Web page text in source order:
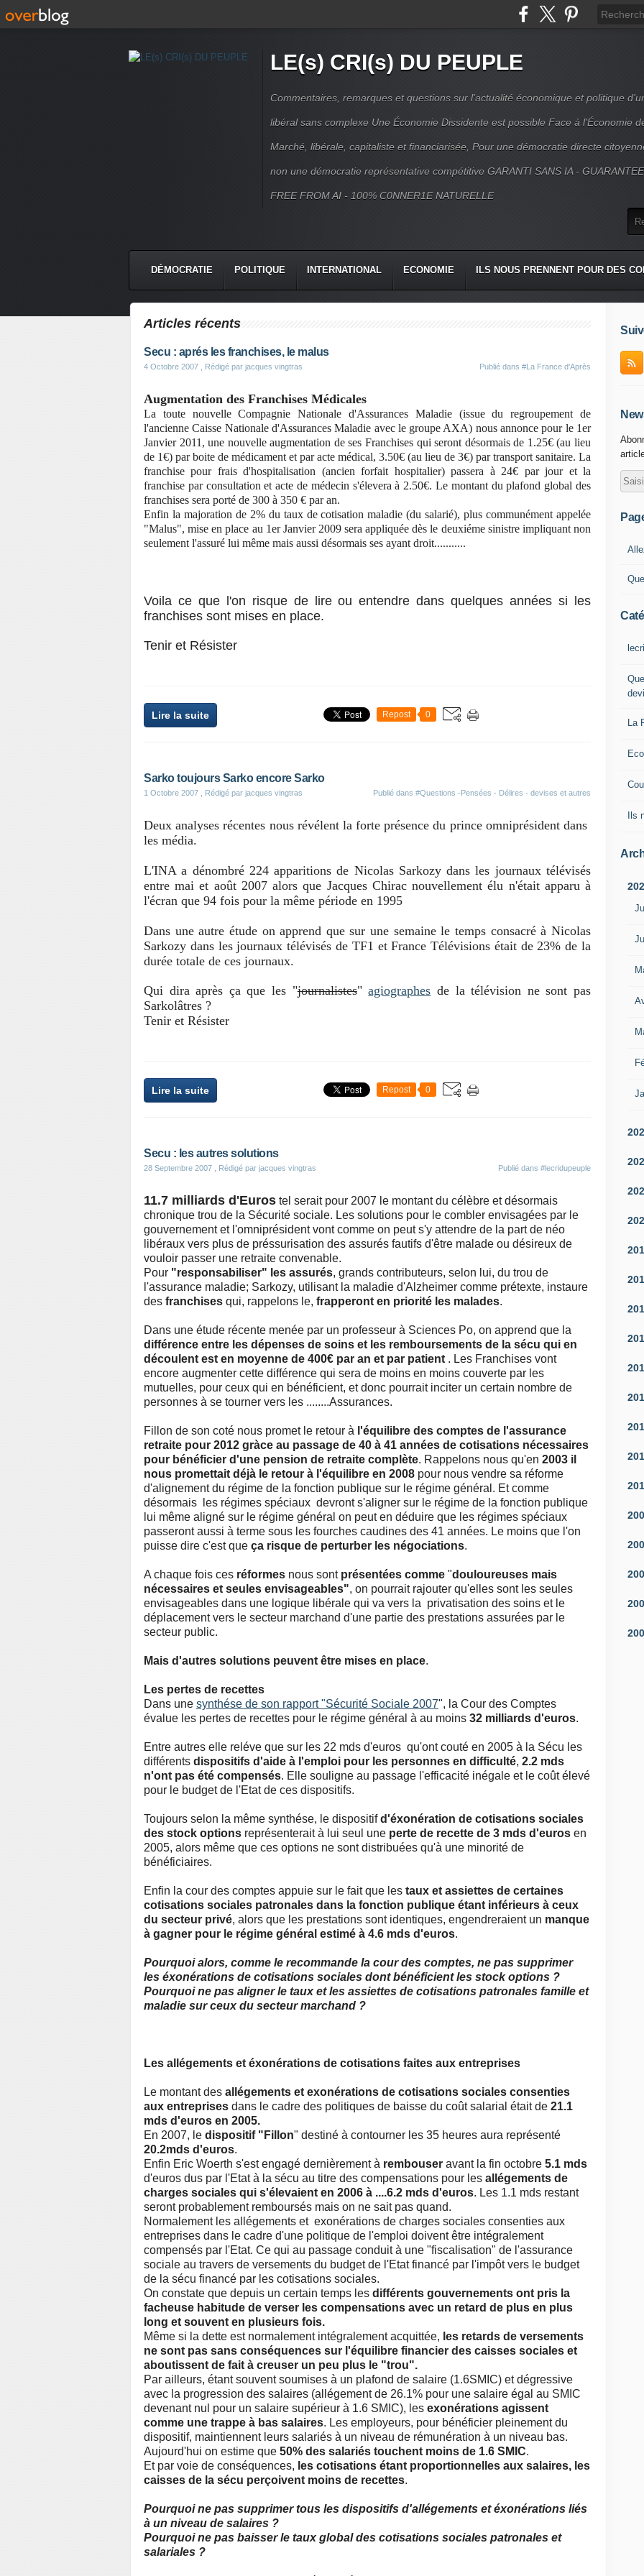
LE(s) CRI(s) DU PEUPLE
Commentaires, remarques et questions sur l'actualité économique et politique
libéral sans complexe Une Économie Dissidente est possible Face à l'Économie
Marché, libérale, capitaliste et financiarisée, Pour une démocratie directe
non une démocratie représentative compétitive GARANTI SANS IA -
FREE FROM AI - 100% C0NNER1E NATURELLE
DÉMOCRATIE POLITIQUE INTERNATIONAL ECONOMIE ILS NOUS PRENNENT POUR DES
Articles récents
Secu : aprés les franchises, le malus
4 Octobre 2007 , Rédigé par jacques vingtras Publié dans #La France d'Après
Augmentation des Franchises Médicales
La toute nouvelle Compagnie Nationale d'Assurances Maladie (issue du regroupement de
l'ancienne Caisse Nationale d'Assurances Maladie avec le groupe AXA) nous annonce pour le 1er
Janvier 2011, une nouvelle augmentation de ses Franchises qui seront désormais de 1.25€ (au lieu
de 1€) par boite de médicament et par acte médical, 3.50€ (au lieu de 3€) par transport sanitaire. La
franchise pour frais d'hospitalisation (ancien forfait hospitalier) passera à 24€ par jour et la
franchise par consultation et acte de médecin s'élevera à 2.50€. Le montant du plafond global des
franchises sera porté de 300 à 350 € par an.
Enfin la majoration de 2% du taux de cotisation maladie (du salarié), plus communément appelée
"Malus", mise en place au 1er Janvier 2009 sera appliquée dès le deuxiéme sinistre impliquant non
seulement l'assuré lui même mais aussi désormais ses ayant droit...........
Voila ce que l'on risque de lire ou entendre dans quelques années si les
franchises sont mises en place.
Tenir et Résister
Lire la suite Repost 0
Sarko toujours Sarko encore Sarko
1 Octobre 2007 , Rédigé par jacques vingtras Publié dans #Questions -Pensées - Délires - devises et autres
Deux analyses récentes nous révélent la forte présence du prince omniprésident dans
les média.
L'INA a dénombré 224 apparitions de Nicolas Sarkozy dans les journaux télévisés
entre mai et août 2007 alors que Jacques Chirac nouvellement élu n'était apparu à
l'écran que 94 fois pour la même période en 1995
Dans une autre étude on apprend que sur une semaine le temps consacré à Nicolas
Sarkozy dans les journaux télévisés de TF1 et France Télévisions était de 23% de la
durée totale de ces journaux.
Qui dira après ça que les "journalistes"agiographes de la télévision ne sont pas
Sarkolâtres ?
Tenir et Résister
Lire la suite Repost 0
Secu : les autres solutions
28 Septembre 2007 , Rédigé par jacques vingtras Publié dans #lecridupeuple
11.7 milliards d'Euros tel serait pour 2007 le montant du célèbre et désormais
chronique trou de la Sécurité sociale. Les solutions pour le combler envisagées par le
gouvernement et l'omniprésident vont comme on peut s'y attendre de la part de néo
libéraux vers plus de préssurisation des assurés fautifs d'être malade ou désireux de
vouloir passer une retraite convenable.
Pour "responsabiliser" les assurés, grands contributeurs, selon lui, du trou de
l'assurance maladie; Sarkozy, utilisant la maladie d'Alzheimer comme prétexte, instaure
des franchises qui, rappelons le, frapperont en priorité les malades.
Dans une étude récente menée par un professeur à Sciences Po, on apprend que la
différence entre les dépenses de soins et les remboursements de la sécu qui en
découlent est en moyenne de 400€ par an et par patient . Les Franchises vont
encore augmenter cette différence qui sera de moins en moins couverte par les
mutuelles, pour ceux qui en bénéficient, et donc pourrait inciter un certain nombre de
personnes à se tourner vers les ........Assurances.
Fillon de son coté nous promet le retour à l'équilibre des comptes de l'assurance
retraite pour 2012 gràce au passage de 40 à 41 années de cotisations nécessaires
pour bénéficier d'une pension de retraite complète. Rappelons nous qu'en 2003 il
nous promettait déjà le retour à l'équilibre en 2008 pour nous vendre sa réforme
d'alignement du régime de la fonction publique sur le régime général. Et comme
désormais les régimes spéciaux devront s'aligner sur le régime de la fonction publique
lui même aligné sur le régime général on peut en déduire que les régimes spéciaux
passeront aussi à terme sous les fourches caudines des 41 années. Le moins que l'on
puisse dire c'est que ça risque de perturber les négociations.
A chaque fois ces réformes nous sont présentées comme "douloureuses mais
nécessaires et seules envisageables", on pourrait rajouter qu'elles sont les seules
envisageables dans une logique libérale qui va vers la privatisation des soins et le
déplacement vers le secteur marchand d'une partie des prestations assurées par le
secteur public.
Mais d'autres solutions peuvent être mises en place.
Les pertes de recettes
Dans une synthése de son rapport "Sécurité Sociale 2007", la Cour des Comptes
évalue les pertes de recettes pour le régime général à au moins 32 milliards d'euros.
Entre autres elle reléve que sur les 22 mds d'euros qu'ont couté en 2005 à la Sécu les
différents dispositifs d'aide à l'emploi pour les personnes en difficulté, 2.2 mds
n'ont pas été compensés. Elle souligne au passage l'efficacité inégale et le coût élevé
pour le budget de l'Etat de ces dispositifs.
Toujours selon la même synthése, le dispositifd'éxonération de cotisations sociales
des stock options représenterait à lui seul une perte de recette de 3 mds d'euros en
2005, alors même que ces options ne sont distribuées qu'à une minorité de
bénéficiaires.
Enfin la cour des comptes appuie sur le fait que les taux et assiettes de certaines
cotisations sociales patronales dans la fonction publique étant inférieurs à ceux
du secteur privé, alors que les prestations sont identiques, engendreraient un manque
à gagner pour le régime général estimé à 4.6 mds d'euros.
Pourquoi alors, comme le recommande la cour des comptes, ne pas supprimer
les éxonérations de cotisations sociales dont bénéficient les stock options ?
Pourquoi ne pas aligner le taux et les assiettes de cotisations patronales famille et
maladie sur ceux du secteur marchand ?
Les allégements et éxonérations de cotisations faites aux entreprises
Le montant des allégements et exonérations de cotisations sociales consenties
aux entreprises dans le cadre des politiques de baisse du coût salarial était de 21.1
mds d'euros en 2005.
En 2007, le dispositif "Fillon" destiné à contourner les 35 heures aura représenté
20.2mds d'euros.
Enfin Eric Woerth s'est engagé dernièrement à rembouser avant la fin octobre 5.1 mds
d'euros dus par l'Etat à la sécu au titre des compensations pour les allégements de
charges sociales qui s'élevaient en 2006 à ....6.2 mds d'euros. Les 1.1 mds restant
seront probablement remboursés mais on ne sait pas quand.
Normalement les allégements et exonérations de charges sociales consenties aux
entreprises dans le cadre d'une politique de l'emploi doivent être intégralement
compensés par l'Etat. Ce qui au passage conduit à une "fiscalisation" de l'assurance
sociale au travers de versements du budget de l'Etat financé par l'impôt vers le budget
de la sécu financé par les cotisations sociales.
On constate que depuis un certain temps les différents gouvernements ont pris la
facheuse habitude de verser les compensations avec un retard de plus en plus
long et souvent en plusieurs fois.
Même si la dette est normalement intégralement acquittée, les retards de versements
ne sont pas sans conséquences sur l'équilibre financier des caisses sociales et
aboutissent de fait à creuser un peu plus le "trou".
Par ailleurs, étant souvent soumises à un plafond de salaire (1.6SMIC) et dégressive
avec la progression des salaires (allégement de 26.1% pour une salaire égal au SMIC
devenant nul pour un salaire supérieur à 1.6 SMIC), les exonérations agissent
comme une trappe à bas salaires. Les employeurs, pour bénéficier pleinement du
dispositif, maintiennent leurs salariés à un niveau de rémunération à un niveau bas.
Aujourd'hui on estime que 50% des salariés touchent moins de 1.6 SMIC.
Et par voie de conséquences, les cotisations étant proportionnelles aux salaires, les
caisses de la sécu perçoivent moins de recettes.
Pourquoi ne pas supprimer tous les dispositifs d'allégements et éxonérations liés
à un niveau de salaires ?
Pourquoi ne pas baisser le taux global des cotisations sociales patronales et
salariales ?
La
Ils